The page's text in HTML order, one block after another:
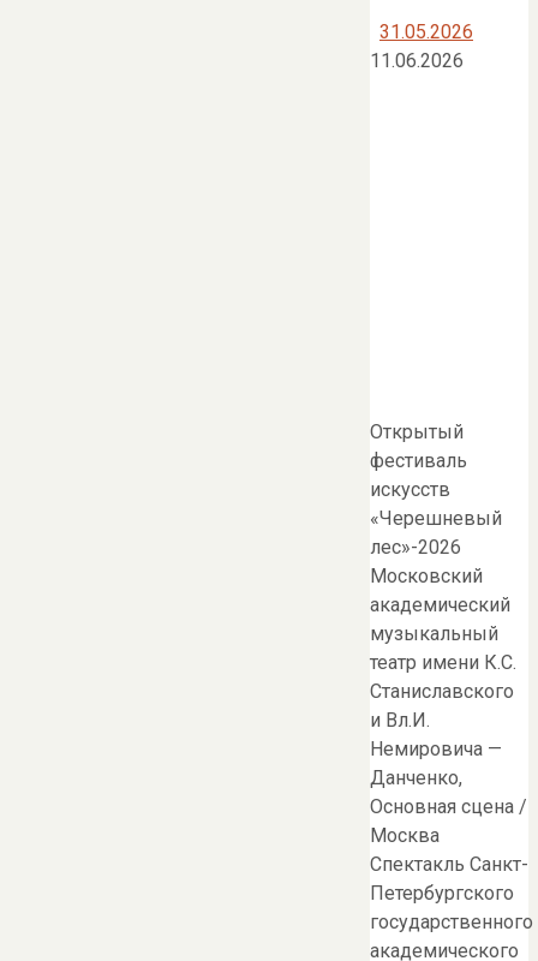
31.05.2026
11.06.2026
Открытый
фестиваль
искусств
«Черешневый
лес»-2026
Московский
академический
музыкальный
театр имени К.С.
Станиславского
и Вл.И.
Немировича —
Данченко,
Основная сцена /
Москва
Спектакль Санкт-
Петербургского
государственного
академического